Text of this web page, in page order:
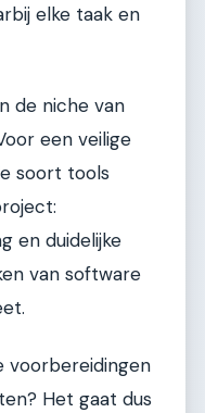
elke taak en
de niche van
een veilige
soort tools
en duidelijke
van software
voorbereidingen
Het gaat dus